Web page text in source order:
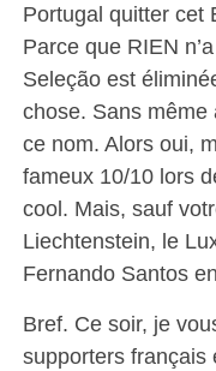
Portugal quitter cet
Parce que RIEN
Seleção est
chose. Sans même
ce nom. Alors oui,
fameux 10/10 lors
cool. Mais, sauf
Liechtenstein, le
Fernando Santos
Bref. Ce soir, je
supporters français